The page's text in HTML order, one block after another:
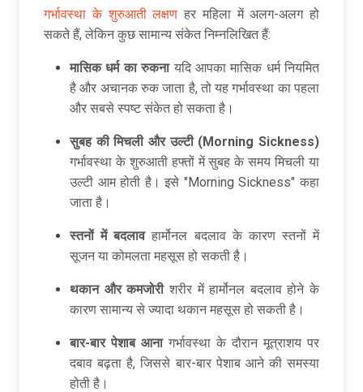
गर्भावस्था के शुरुआती लक्षण हर महिला में अलग-अलग हो
सकते हैं, लेकिन कुछ सामान्य संकेत निम्नलिखित हैं:
मासिक धर्म का रुकनायदि आपका मासिक धर्म नियमित
है और अचानक रुक जाता है, तो यह गर्भावस्था का पहला
और सबसे स्पष्ट संकेत हो सकता है।
सुबह की मिचली और उल्टी (Morning Sickness)
गर्भावस्था के शुरुआती हफ्तों में सुबह के समय मिचली या
उल्टी आम होती है। इसे "Morning Sickness" कहा
जाता है।
स्तनों में बदलावहार्मोनल बदलाव के कारण स्तनों में
सूजन या कोमलता महसूस हो सकती है।
थकान और कमजोरीशरीर में हार्मोनल बदलाव होने के
कारण सामान्य से ज्यादा थकान महसूस हो सकती है।
बार-बार पेशाब आना गर्भावस्था के दौरान मूत्राशय पर
दबाव बढ़ता है, जिससे बार-बार पेशाब आने की समस्या
होती है।